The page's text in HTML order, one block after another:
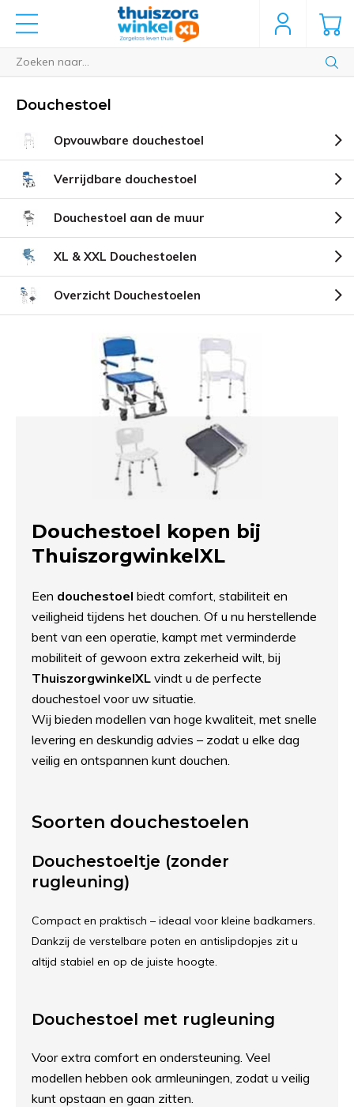
Douchestoel
Opvouwbare douchestoel
Verrijdbare douchestoel
Douchestoel aan de muur
XL & XXL Douchestoelen
Overzicht Douchestoelen
Douchestoel kopen bij
ThuiszorgwinkelXL
Een douchestoel biedt comfort, stabiliteit en
veiligheid tijdens het douchen. Of u nu herstellende
bent van een operatie, kampt met verminderde
mobiliteit of gewoon extra zekerheid wilt, bij
ThuiszorgwinkelXL vindt u de perfecte
douchestoel voor uw situatie.
Wij bieden modellen van hoge kwaliteit, met snelle
levering en deskundig advies – zodat u elke dag
veilig en ontspannen kunt douchen.
Soorten douchestoelen
Douchestoeltje (zonder
rugleuning)
Compact en praktisch – ideaal voor kleine badkamers.
Dankzij de verstelbare poten en antislipdopjes zit u
altijd stabiel en op de juiste hoogte.
Douchestoel met rugleuning
Voor extra comfort en ondersteuning. Veel
modellen hebben ook armleuningen, zodat u veilig
kunt opstaan en gaan zitten.